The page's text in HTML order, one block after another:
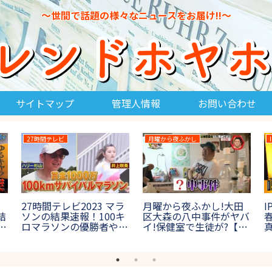
～世間で話題の様々なニュースをお届け!!～
サイトマップ 管理人情報 お問い合わせ
27時間テレビ
27時間テレビ400m走サ
バイバルの結果！優勝者
や出場者は誰？ワイナイ
大食い王決定戦
大食い王決定戦2023の
結果＆優勝者！出場者や
ゲスト出演者も紹介【テ